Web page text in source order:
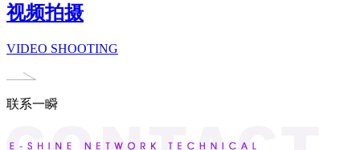
视频拍摄
VIDEO SHOOTING
联系一瞬